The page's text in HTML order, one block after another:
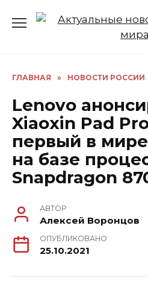
ГЛАВНАЯ » НОВОСТИ РОССИИ
Lenovo
Xiaoxin Pad
первый в
на базе
Snapdragon
АВТОР
Алексей Воронцов
ОПУБЛИКОВАНО
25.10.2021